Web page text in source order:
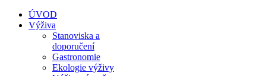
ÚVOD
Výživa
Stanoviska a
doporučení
Gastronomie
Ekologie výživy